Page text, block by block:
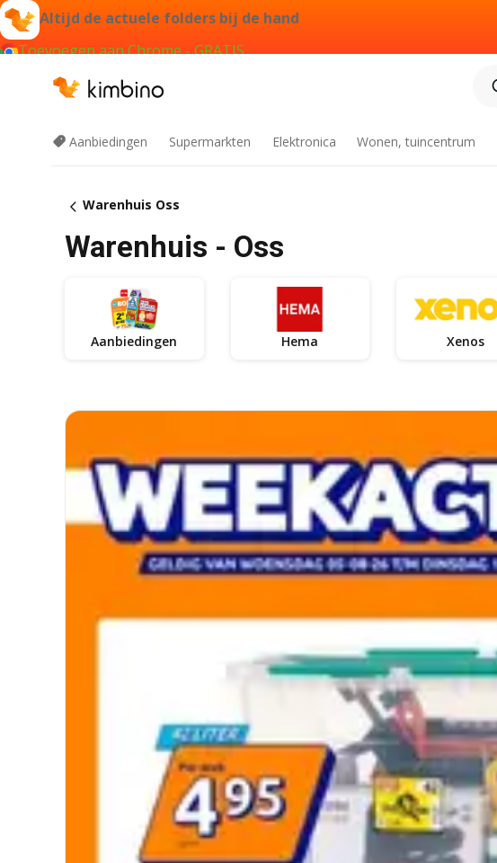
Altijd de actuele folders bij de hand
Toevoegen aan Chrome - GRATIS
Aanbiedingen Supermarkten Elektronica Wonen, tuincentrum
Warenhuis Oss
Warenhuis - Oss
Aanbiedingen Hema Xenos